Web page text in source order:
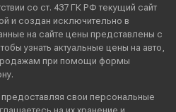
со ст. 437 ГК РФ текущий сайт
и создан исключительно в
на сайте цены представлены с
узнать актуальные цены на авто,
при помощи формы
свои персональные
на их хранение и